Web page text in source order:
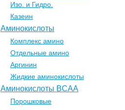
Изо. и Гидро.
Казеин
Аминокислоты
Комплекс амино
Отдельные амино
Аргинин
Жидкие аминокислоты
Аминокислоты BCAA
Порошковые